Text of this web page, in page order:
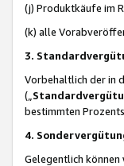
(j) Produktkäufe im
(k) alle
3.
Vorbehaltlich der in
(„
bestimmten
4.
Gelegentlich